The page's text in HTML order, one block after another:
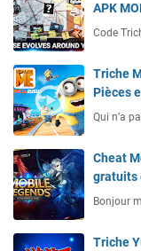
APK
Code
Triche
Pièces
Qui n’a
Cheat
gratuits
Bonjour
Triche